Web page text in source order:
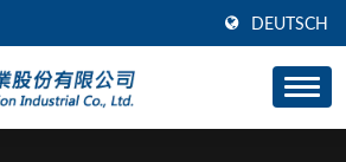
DEUTSCH